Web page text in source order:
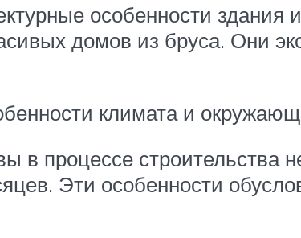
особенности здания
домов из бруса. Они
климата и
в процессе строительства
Эти особенности